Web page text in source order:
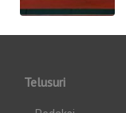
Telusuri